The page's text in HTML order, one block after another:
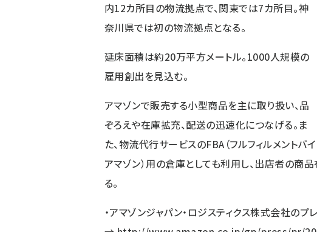
内12カ所目の物流拠点で、関東では7カ所目。神
奈川県では初の物流拠点となる。
延床面積は約20万平方メートル。1000人規模の
雇用創出を見込む。
アマゾンで販売する小型商品を主に取り扱い、品
ぞろえや在庫拡充、配送の迅速化につなげる。ま
た、物流代行サービスのFBA（フルフィルメントバイ
アマゾン）用の倉庫としても利用し、出店者の
る。
・アマゾンジャパン・ロジスティクス株式会社のプ